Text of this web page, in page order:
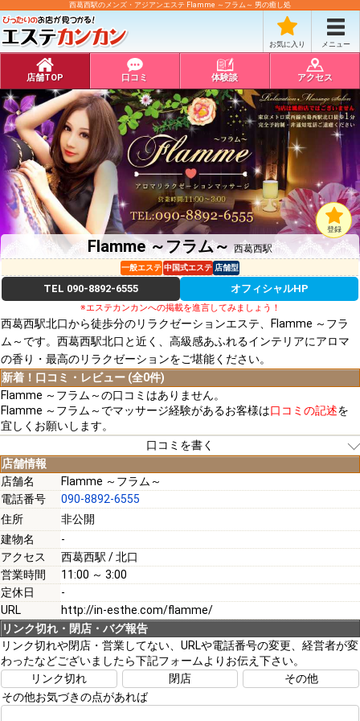
西葛西駅のメンズ・アジアンエステ Flamme ～フラム～ 男の癒し処
お気に入り メニュー
店舗TOP 口コミ 体験談 アクセス
Flamme ～フラム～西葛西駅
登録
一般エステ 中国式エステ 店舗型
TEL 090-8892-6555 オフィシャルHP
※エステカンカンへの掲載を進言してみましょう！
西葛西駅北口から徒歩分のリラクゼーションエステ、Flamme ～フラ
ム～です。西葛西駅北口と近く、高級感あふれるインテリアにアロマ
の香り・最高のリラクゼーションをご堪能ください。
新着！口コミ・レビュー (全0件)
Flamme ～フラム～の口コミはありません。
Flamme ～フラム～でマッサージ経験があるお客様は口コミの記述を
宜しくお願いします。
口コミを書く
[必須]
[必須]
[必須]
注意事項
店舗情報
店舗名
Flamme ～フラム～
電話番号
090-8892-6555
住所
非公開
建物名
-
アクセス
西葛西駅 / 北口
営業時間
11:00 ～ 3:00
定休日
-
URL
http://in-esthe.com/flamme/
リンク切れ・閉店・バグ報告
リンク切れや閉店・営業してない、URLや電話番号の変更、経営者が変
わったなどございましたら下記フォームよりお伝え下さい。
リンク切れ
閉店
その他
その他お気づきの点があれば